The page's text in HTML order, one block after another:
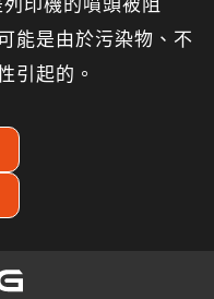
印機的噴頭被阻
能是由於污染物、不
引起的。